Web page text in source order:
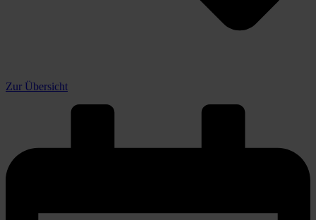
Zur Übersicht